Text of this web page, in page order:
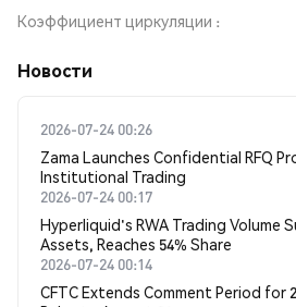
Коэффициент циркуляции
Новости
2026-07-24 00:26
Zama Launches Confidential RFQ
Institutional Trading
2026-07-24 00:17
Hyperliquid's RWA Trading Volume
Assets, Reaches 54% Share
2026-07-24 00:14
CFTC Extends Comment Period for